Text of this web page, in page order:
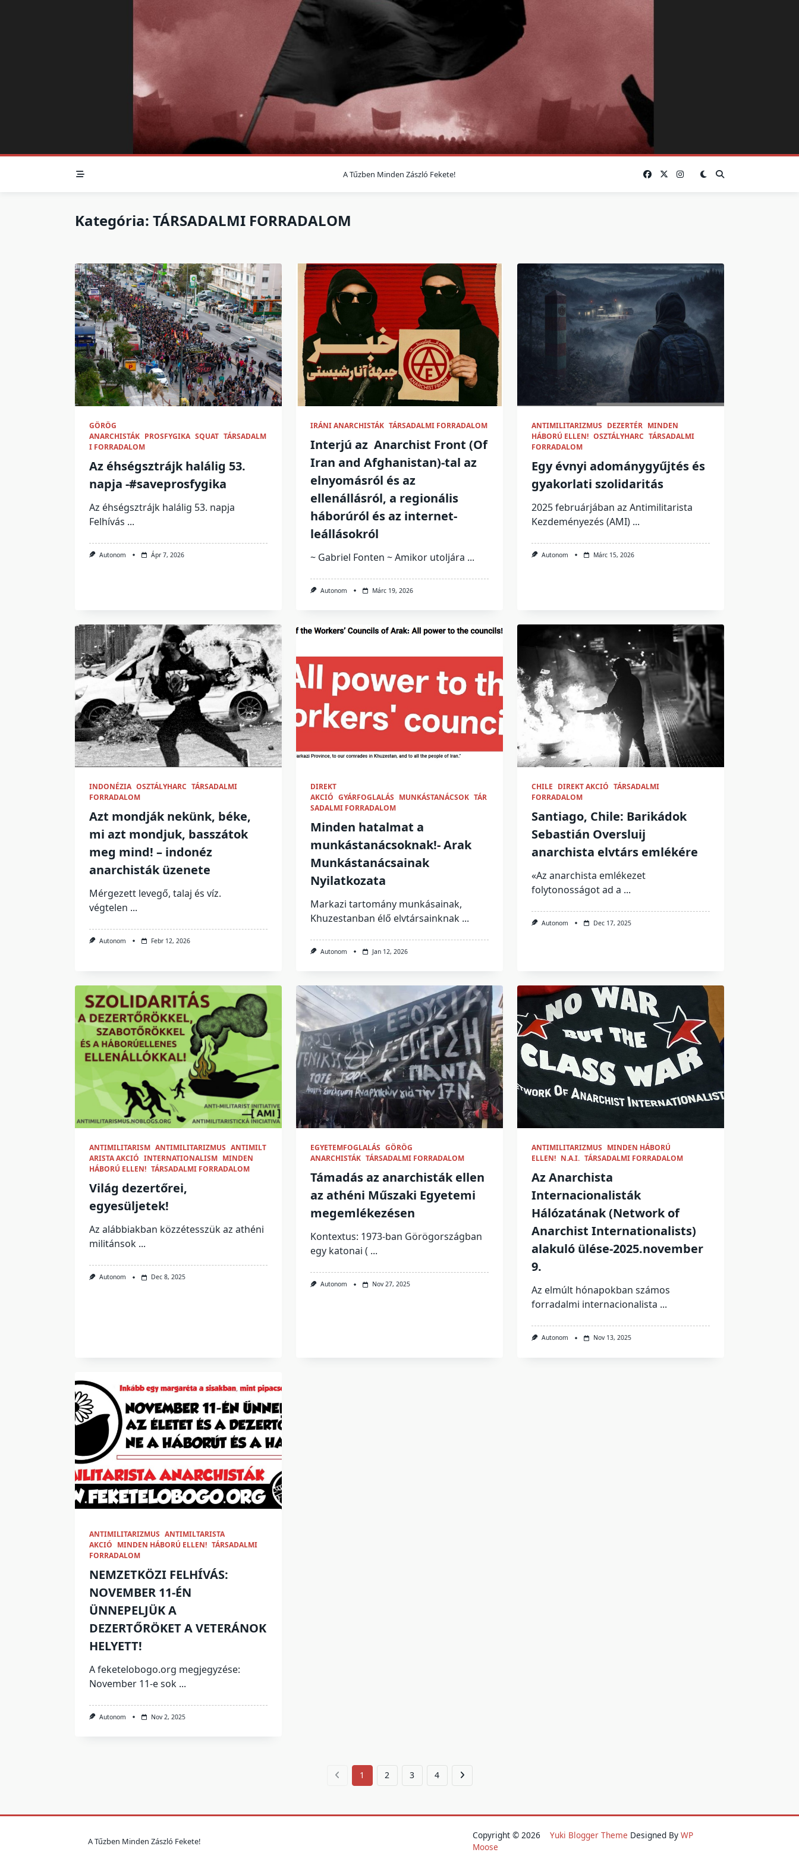
A Tűzben Minden Zászló Fekete!
Kategória: TÁRSADALMI FORRADALOM
GÖRÖG
ANARCHISTÁK PROSFYGIKA SQUAT TÁRSADALM
I FORRADALOM
Az éhségsztrájk halálig 53.
napja -#saveprosfygika
Az éhségsztrájk halálig 53. napja
Felhívás ...
Autonom Ápr 7, 2026
IRÁNI ANARCHISTÁK TÁRSADALMI FORRADALOM
Interjú az Anarchist Front (Of
Iran and Afghanistan)-tal az
elnyomásról és az
ellenállásról, a regionális
háborúról és az internet-
leállásokról
~ Gabriel Fonten ~ Amikor utoljára ...
Autonom Márc 19, 2026
ANTIMILITARIZMUS DEZERTÉR MINDEN
HÁBORÚ ELLEN! OSZTÁLYHARC TÁRSADALMI
FORRADALOM
Egy évnyi adománygyűjtés és
gyakorlati szolidaritás
2025 februárjában az Antimilitarista
Kezdeményezés (AMI) ...
Autonom Márc 15, 2026
INDONÉZIA OSZTÁLYHARC TÁRSADALMI
FORRADALOM
Azt mondják nekünk, béke,
mi azt mondjuk, basszátok
meg mind! – indonéz
anarchisták üzenete
Mérgezett levegő, talaj és víz.
végtelen ...
Autonom Febr 12, 2026
DIREKT
AKCIÓ GYÁRFOGLALÁS MUNKÁSTANÁCSOK TÁR
SADALMI FORRADALOM
Minden hatalmat a
munkástanácsoknak!- Arak
Munkástanácsainak
Nyilatkozata
Markazi tartomány munkásainak,
Khuzestanban élő elvtársainknak ...
Autonom Jan 12, 2026
CHILE DIREKT AKCIÓ TÁRSADALMI
FORRADALOM
Santiago, Chile: Barikádok
Sebastián Oversluij
anarchista elvtárs emlékére
«Az anarchista emlékezet
folytonosságot ad a ...
Autonom Dec 17, 2025
ANTIMILITARISM ANTIMILITARIZMUS ANTIMILT
ARISTA AKCIÓ INTERNATIONALISM MINDEN
HÁBORÚ ELLEN! TÁRSADALMI FORRADALOM
Világ dezertőrei,
egyesüljetek!
Az alábbiakban közzétesszük az athéni
militánsok ...
Autonom Dec 8, 2025
EGYETEMFOGLALÁS GÖRÖG
ANARCHISTÁK TÁRSADALMI FORRADALOM
Támadás az anarchisták ellen
az athéni Műszaki Egyetemi
megemlékezésen
Kontextus: 1973-ban Görögországban
egy katonai ( ...
Autonom Nov 27, 2025
ANTIMILITARIZMUS MINDEN HÁBORÚ
ELLEN! N.A.I. TÁRSADALMI FORRADALOM
Az Anarchista
Internacionalisták
Hálózatának (Network of
Anarchist Internationalists)
alakuló ülése-2025.november
9.
Az elmúlt hónapokban számos
forradalmi internacionalista ...
Autonom Nov 13, 2025
ANTIMILITARIZMUS ANTIMILTARISTA
AKCIÓ MINDEN HÁBORÚ ELLEN! TÁRSADALMI
FORRADALOM
NEMZETKÖZI FELHÍVÁS:
NOVEMBER 11-ÉN
ÜNNEPELJÜK A
DEZERTŐRÖKET A VETERÁNOK
HELYETT!
A feketelobogo.org megjegyzése:
November 11-e sok ...
Autonom Nov 2, 2025
1 2 3 4
A Tűzben Minden Zászló Fekete!
Copyright © 2026Yuki Blogger Theme Designed ByWP
Moose